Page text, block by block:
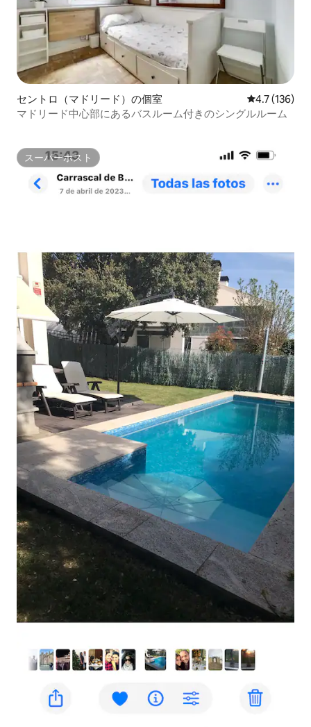
セントロ（マドリード）の個室 レビュー136
4.7 (136)
マドリード中心部にあるバスルーム付きのシングルルーム
スーパーホスト
スーパーホスト